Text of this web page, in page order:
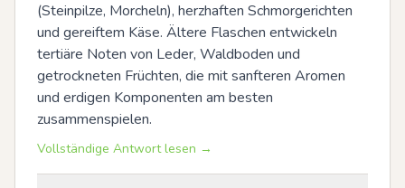
(Steinpilze, Morcheln), herzhaften Schmorgerichten
und gereiftem Käse. Ältere Flaschen entwickeln
tertiäre Noten von Leder, Waldboden und
getrockneten Früchten, die mit sanfteren Aromen
und erdigen Komponenten am besten
zusammenspielen.
Vollständige Antwort lesen →